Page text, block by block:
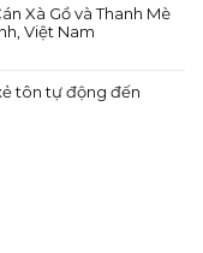
Xà Gồ và Thanh Mè
Việt Nam
tôn tự động đến